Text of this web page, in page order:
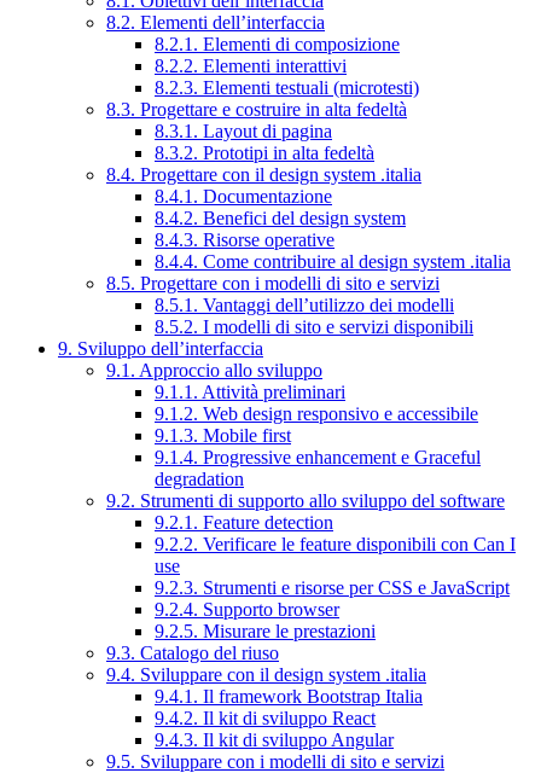
8.2. Elementi dell’interfaccia
8.2.1. Elementi di composizione
8.2.2. Elementi interattivi
8.2.3. Elementi testuali (microtesti)
8.3. Progettare e costruire in alta fedeltà
8.3.1. Layout di pagina
8.3.2. Prototipi in alta fedeltà
8.4. Progettare con il design system .italia
8.4.1. Documentazione
8.4.2. Benefici del design system
8.4.3. Risorse operative
8.4.4. Come contribuire al design system .italia
8.5. Progettare con i modelli di sito e servizi
8.5.1. Vantaggi dell’utilizzo dei modelli
8.5.2. I modelli di sito e servizi disponibili
9. Sviluppo dell’interfaccia
9.1. Approccio allo sviluppo
9.1.1. Attività preliminari
9.1.2. Web design responsivo e accessibile
9.1.3. Mobile first
9.1.4. Progressive enhancement e Graceful
degradation
9.2. Strumenti di supporto allo sviluppo del software
9.2.1. Feature detection
9.2.2. Verificare le feature disponibili con Can I
use
9.2.3. Strumenti e risorse per CSS e JavaScript
9.2.4. Supporto browser
9.2.5. Misurare le prestazioni
9.3. Catalogo del riuso
9.4. Sviluppare con il design system .italia
9.4.1. Il framework Bootstrap Italia
9.4.2. Il kit di sviluppo React
9.4.3. Il kit di sviluppo Angular
9.5. Sviluppare con i modelli di sito e servizi